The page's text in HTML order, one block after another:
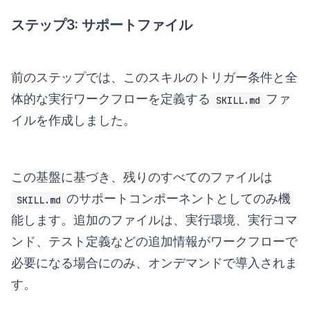
ステップ3: サポートファイル
前のステップでは、このスキルのトリガー条件と全
体的な実行ワークフローを定義する
SKILL.md
ファ
イルを作成しました。
この基盤に基づき、残りのすべてのファイルは
SKILL.md のサポートコンポーネントとしてのみ機
能します。追加のファイルは、実行環境、実行コマ
ンド、テスト定義などの追加情報がワークフローで
必要になる場合にのみ、オンデマンドで導入されま
す。